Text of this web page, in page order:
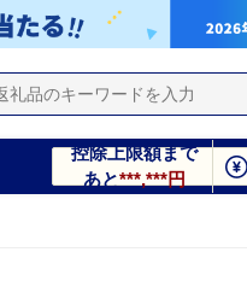
控除上限額まで
あと***,***円